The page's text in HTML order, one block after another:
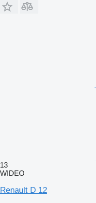
13
WIDEO
Renault D 12